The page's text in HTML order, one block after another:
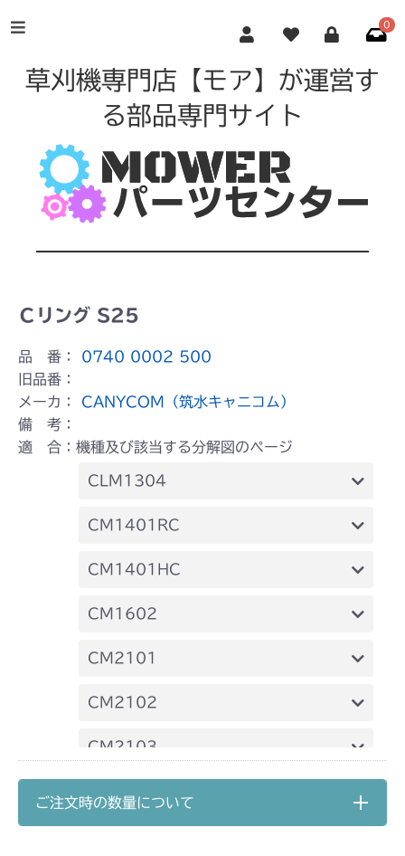
0
草刈機専門店【モア】が運営す
る部品専門サイト
Ｃリング S25
品 番： 0740 0002 500
旧品番：
メーカ： CANYCOM（筑水キャニコム）
備 考：
適 合：機種及び該当する分解図のページ
CLM1304
ミッション FIG2 入力&HST
CM1401RC
本体 FIG15 ステアリング
CM1401HC
本体 FIG16 ステアリング
CM1602
ミッション FIG2 入力&HST
CM2101
本体 FIG27 動力伝達 3
ミッション FIG4 第2軸
CM2102
本体 FIG17 動力伝達 3
本体 FIG18 刈刃駆動
CM2103
本体 FIG19 刈刃駆動
ご注文時の数量について